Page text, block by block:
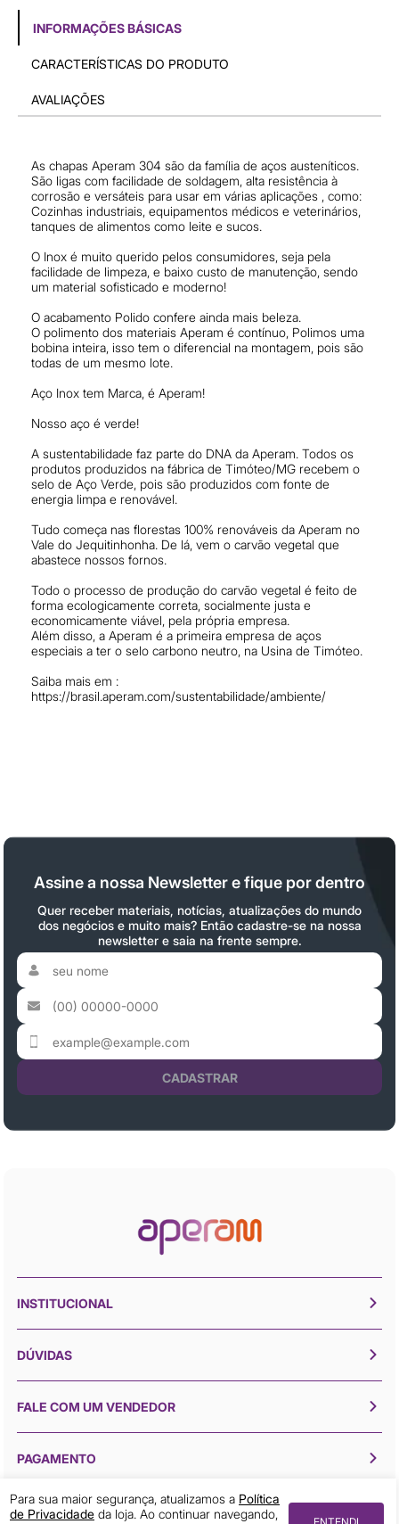
Para sua maior segurança, atualizamos a Política
de Privacidade da loja. Ao continuar navegando,
ENTENDI
INFORMAÇÕES BÁSICAS
CARACTERÍSTICAS DO PRODUTO
AVALIAÇÕES
As chapas Aperam 304 são da família de aços austeníticos.
São ligas com facilidade de soldagem, alta resistência à
corrosão e versáteis para usar em várias aplicações , como:
Cozinhas industriais, equipamentos médicos e veterinários,
tanques de alimentos como leite e sucos.
O Inox é muito querido pelos consumidores, seja pela
facilidade de limpeza, e baixo custo de manutenção, sendo
um material sofisticado e moderno!
O acabamento Polido confere ainda mais beleza.
O polimento dos materiais Aperam é contínuo, Polimos uma
bobina inteira, isso tem o diferencial na montagem, pois são
todas de um mesmo lote.
Aço Inox tem Marca, é Aperam!
Nosso aço é verde!
A sustentabilidade faz parte do DNA da Aperam. Todos os
produtos produzidos na fábrica de Timóteo/MG recebem o
selo de Aço Verde, pois são produzidos com fonte de
energia limpa e renovável.
Tudo começa nas florestas 100% renováveis da Aperam no
Vale do Jequitinhonha. De lá, vem o carvão vegetal que
abastece nossos fornos.
Todo o processo de produção do carvão vegetal é feito de
forma ecologicamente correta, socialmente justa e
economicamente viável, pela própria empresa.
Além disso, a Aperam é a primeira empresa de aços
especiais a ter o selo carbono neutro, na Usina de Timóteo.
Saiba mais em :
https://brasil.aperam.com/sustentabilidade/ambiente/
Assine a nossa Newsletter e fique por dentro
Quer receber materiais, notícias, atualizações do mundo
dos negócios e muito mais? Então cadastre-se na nossa
newsletter e saia na frente sempre.
CADASTRAR
INSTITUCIONAL
DÚVIDAS
FALE COM UM VENDEDOR
PAGAMENTO